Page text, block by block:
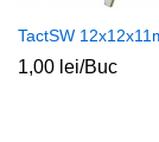
TactSW
1,00 lei/Buc